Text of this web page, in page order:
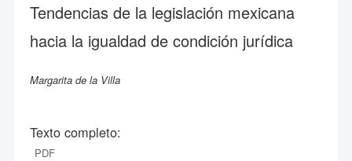
Tendencias de la legislación mexicana
hacia la igualdad de condición jurídica
Margarita de la Villa
Texto completo:
PDF